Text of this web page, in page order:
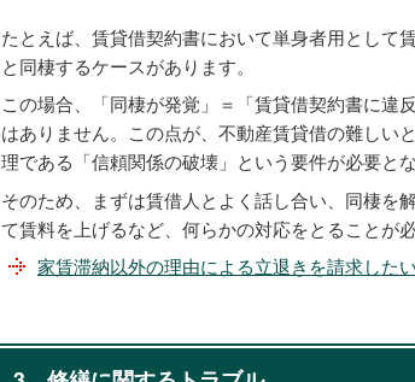
たとえば、賃貸借契約書において単身者用として
と同棲するケースがあります。
この場合、「同棲が発覚」＝「賃貸借契約書に違
はありません。この点が、不動産賃貸借の難しい
理である「信頼関係の破壊」という要件が必要とな
そのため、まずは賃借人とよく話し合い、同棲を
て賃料を上げるなど、何らかの対応をとることが必
家賃滞納以外の理由による立退きを請求した